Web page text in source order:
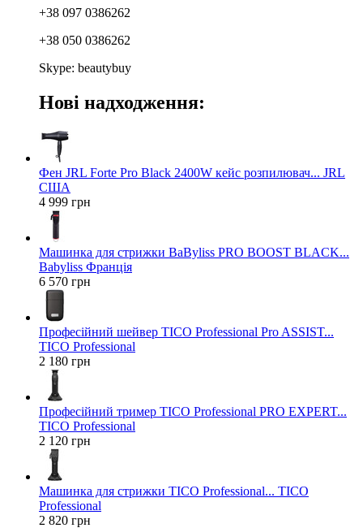
+38 097 0386262
+38 050 0386262
Skype: beautybuy
Нові надходження:
Фен JRL Forte Pro Black 2400W кейс розпилювач... JRL
США
4 999 грн
Машинка для стрижки BaByliss PRO BOOST BLACK...
Babyliss Франція
6 570 грн
Професійний шейвер TICO Professional Pro ASSIST...
TICO Professional
2 180 грн
Професійний тример TICO Professional PRO EXPERT...
TICO Professional
2 120 грн
Машинка для стрижки TICO Professional... TICO
Professional
2 820 грн